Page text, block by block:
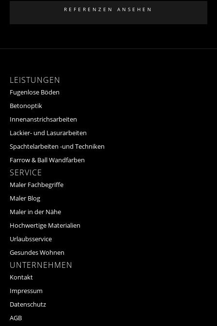
REFERENZEN ANSEHEN
LEISTUNGEN
Fugenlose Böden
Betonoptik
Innenanstrichsarbeiten
Lackier- und Lasurarbeiten
Spachtelarbeiten -und Techniken
Farrow & Ball Wandfarben
SERVICE
Maler Fachbegriffe
Maler Blog
Maler in der Nähe
Hochwertige Materialien
Urlaubsservice
Gesundes Wohnen
UNTERNEHMEN
Kontakt
Impressum
Datenschutz
AGB